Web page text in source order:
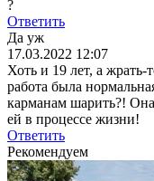
?
Ответить
Да уж
17.03.2022 12:07
Хоть и 19 лет, а жрать-
работа была
карманам шарить?!
ей в процессе жизни!
Ответить
Рекомендуем